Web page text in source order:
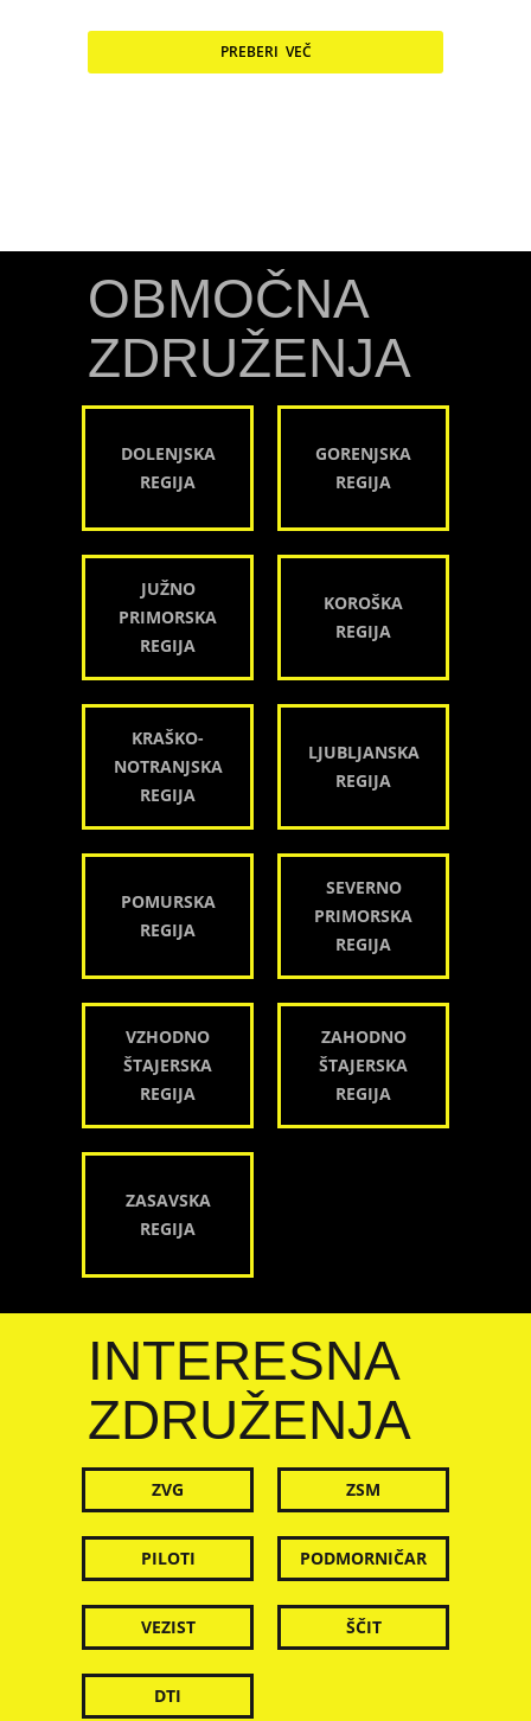
PREBERI VEČ
OBMOČNA
ZDRUŽENJA
DOLENJSKA
REGIJA
GORENJSKA
REGIJA
JUŽNO
PRIMORSKA
REGIJA
KOROŠKA
REGIJA
KRAŠKO-
NOTRANJSKA
REGIJA
LJUBLJANSKA
REGIJA
POMURSKA
REGIJA
SEVERNO
PRIMORSKA
REGIJA
VZHODNO
ŠTAJERSKA
REGIJA
ZAHODNO
ŠTAJERSKA
REGIJA
ZASAVSKA
REGIJA
INTERESNA
ZDRUŽENJA
ZVG ZSM
PILOTI PODMORNIČAR
VEZIST ŠČIT
DTI